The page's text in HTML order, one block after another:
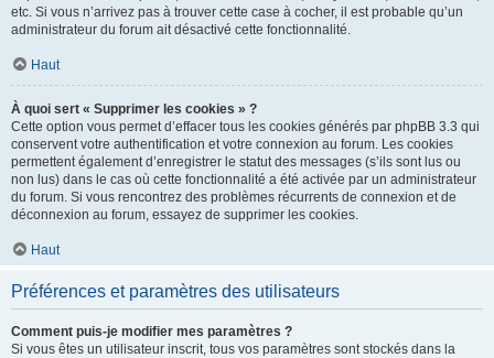
etc. Si vous n’arrivez pas à trouver cette case à cocher, il est probable qu’un
administrateur du forum ait désactivé cette fonctionnalité.
Haut
À quoi sert « Supprimer les cookies » ?
Cette option vous permet d’effacer tous les cookies générés par phpBB 3.3 qui
conservent votre authentification et votre connexion au forum. Les cookies
permettent également d’enregistrer le statut des messages (s’ils sont lus ou
non lus) dans le cas où cette fonctionnalité a été activée par un administrateur
du forum. Si vous rencontrez des problèmes récurrents de connexion et de
déconnexion au forum, essayez de supprimer les cookies.
Haut
Préférences et paramètres des utilisateurs
Comment puis-je modifier mes paramètres ?
Si vous êtes un utilisateur inscrit, tous vos paramètres sont stockés dans la